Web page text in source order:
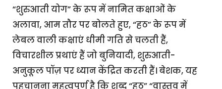
“शुरुआती योग” के रूप में नामित कक्षाओं के
अलावा, आम तौर पर बोलते हुए, “हठ” के रूप में
लेबल वाली कक्षाएं धीमी गति से चलती हैं,
विचारशील प्रथाएं हैं जो बुनियादी, शुरुआती-
अनुकूल पॉज़ पर ध्यान केंद्रित करती हैं। बेशक, यह
पहचानना महत्वपूर्ण है कि शब्द “हठ” “वास्तव में